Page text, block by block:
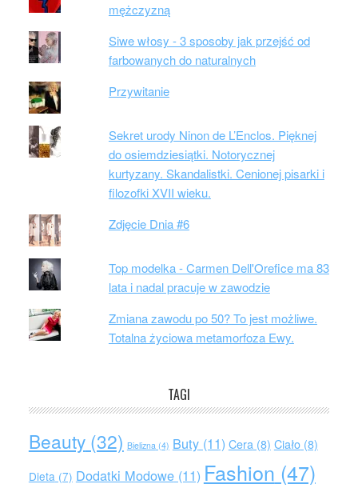
mężczyzną
Siwe włosy - 3 sposoby jak przejść od
farbowanych do naturalnych
Przywitanie
Sekret urody Ninon de L’Enclos. Pięknej
do osiemdziesiątki. Notorycznej
kurtyzany. Skandalistki. Cenionej pisarki i
filozofki XVII wieku.
Zdjęcie Dnia #6
Top modelka - Carmen Dell'Orefice ma 83
lata i nadal pracuje w zawodzie
Zmiana zawodu po 50? To jest możliwe.
Totalna życiowa metamorfoza Ewy.
TAGI
Beauty(32) Bielizna(4) Buty(11) Cera(8) Ciało(8)
Dieta(7) Dodatki Modowe(11) Fashion (47)